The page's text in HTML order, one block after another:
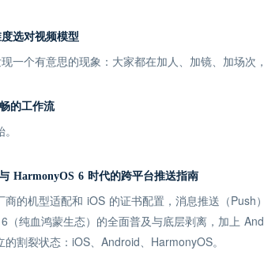
选对视频模型
一个有意思的现象：大家都在加人、加镜、加场次
的工作流
HarmonyOS 6 时代的跨平台推送指南
的机型适配和 iOS 的证书配置，消息推送（Push
纯血鸿蒙生态）的全面普及与底层剥离，加上
割裂状态：iOS、Android、HarmonyOS。